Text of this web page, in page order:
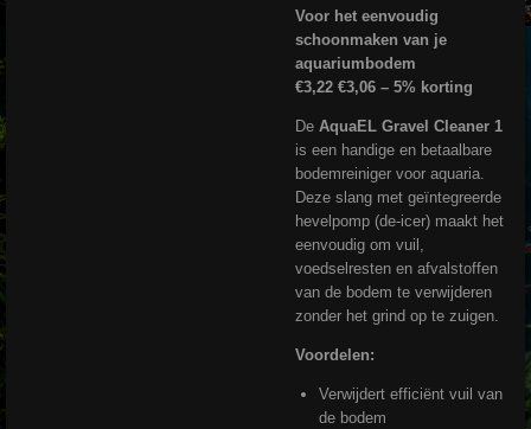
Voor het eenvoudig
schoonmaken van je
aquariumbodem
€3,22 €3,06 – 5% korting
De AquaEL Gravel Cleaner 1
is een handige en betaalbare
bodemreiniger voor aquaria.
Deze slang met geïntegreerde
hevelpomp (de-icer) maakt het
eenvoudig om vuil,
voedselresten en afvalstoffen
van de bodem te verwijderen
zonder het grind op te zuigen.
Voordelen:
Verwijdert efficiënt vuil van
de bodem